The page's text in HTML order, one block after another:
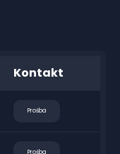
Kontakt
Prośba
Prośba